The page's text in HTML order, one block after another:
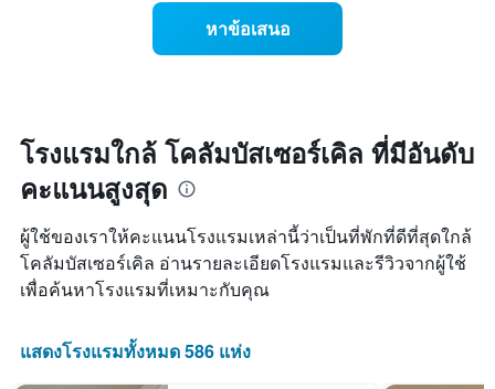
แแส
ดง
ราคา
ของ
ห้อง
พัก
วัน
ที่
เข้า
พัก
แผนภูมิ
มี
แกน
แกน
หาข้อเสนอ
โรงแรมใกล้ โคลัมบัสเซอร์เคิล ที่มีอันดับ
คะแนนสูงสุด
ผู้ใช้ของเราให้คะแนนโรงแรมเหล่านี้ว่าเป็นที่พักที่ดีที่สุดใกล้
โคลัมบัสเซอร์เคิล อ่านรายละเอียดโรงแรมและรีวิวจากผู้ใช้
เพื่อค้นหาโรงแรมที่เหมาะกับคุณ
แสดงโรงแรมทั้งหมด 586 แห่ง